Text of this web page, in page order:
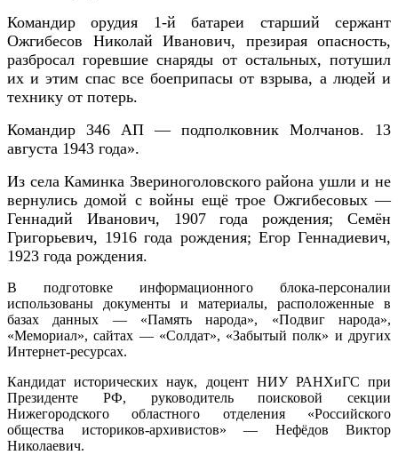
Командир орудия 1-й батареи старший сержант
Ожгибесов Николай Иванович, презирая опасность,
разбросал горевшие снаряды от остальных, потушил
их и этим спас все боеприпасы от взрыва, а людей и
технику от потерь.
Командир 346 АП — подполковник Молчанов. 13
августа 1943 года».
Из села Каминка Звериноголовского района ушли и не
вернулись домой с войны ещё трое Ожгибесовых —
Геннадий Иванович, 1907 года рождения; Семён
Григорьевич, 1916 года рождения; Егор Геннадиевич,
1923 года рождения.
В подготовке информационного блока-персоналии
использованы документы и материалы, расположенные в
базах данных — «Память народа», «Подвиг народа»,
«Мемориал», сайтах — «Солдат», «Забытый полк» и других
Интернет-ресурсах.
Кандидат исторических наук, доцент НИУ РАНХиГС при
Президенте РФ, руководитель поисковой секции
Нижегородского областного отделения «Российского
общества историков-архивистов» — Нефёдов Виктор
Николаевич.